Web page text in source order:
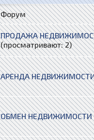
Форум
ПРОДАЖА
(просматривают: 2)
АРЕНДА
ОБМЕН НЕДВИЖИМОСТИ